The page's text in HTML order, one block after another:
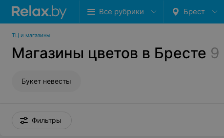
Все рубрики Брест
ТЦ и магазины
Магазины цветов в Бресте 9
Букет невесты
Фильтры